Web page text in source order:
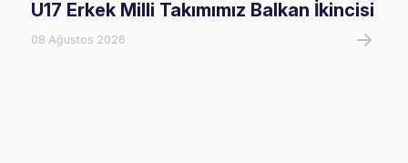
U17 Erkek Milli Takımımız Balkan İkincisi
08 Ağustos 2026